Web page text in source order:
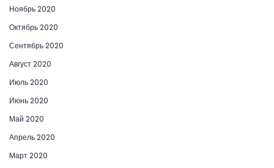
Ноябрь 2020
Октябрь 2020
Сентябрь 2020
Август 2020
Июль 2020
Июнь 2020
Май 2020
Апрель 2020
Март 2020